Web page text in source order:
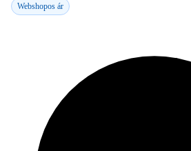
Webshopos ár